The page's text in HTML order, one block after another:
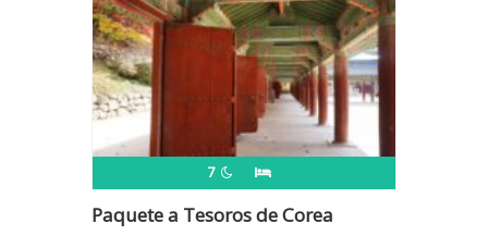
7
Paquete a Tesoros de Corea